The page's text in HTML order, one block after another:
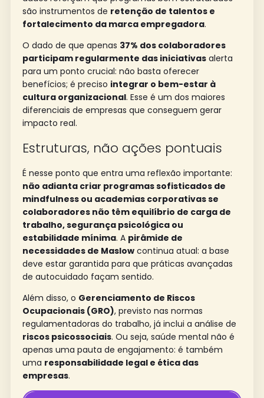
são instrumentos de retenção de talentos e
fortalecimento da marca empregadora.
O dado de que apenas 37% dos colaboradores
participam regularmente das iniciativas alerta
para um ponto crucial: não basta oferecer
benefícios; é preciso integrar o bem-estar à
cultura organizacional. Esse é um dos maiores
diferenciais de empresas que conseguem gerar
impacto real.
Estruturas, não ações pontuais
É nesse ponto que entra uma reflexão importante:
não adianta criar programas sofisticados de
mindfulness ou academias corporativas se
colaboradores não têm equilíbrio de carga de
trabalho, segurança psicológica ou
estabilidade mínima. A pirâmide de
necessidades de Maslow continua atual: a base
deve estar garantida para que práticas avançadas
de autocuidado façam sentido.
Além disso, o Gerenciamento de Riscos
Ocupacionais (GRO), previsto nas normas
regulamentadoras do trabalho, já inclui a análise de
riscos psicossociais. Ou seja, saúde mental não é
apenas uma pauta de engajamento: é também
uma responsabilidade legal e ética das
empresas.